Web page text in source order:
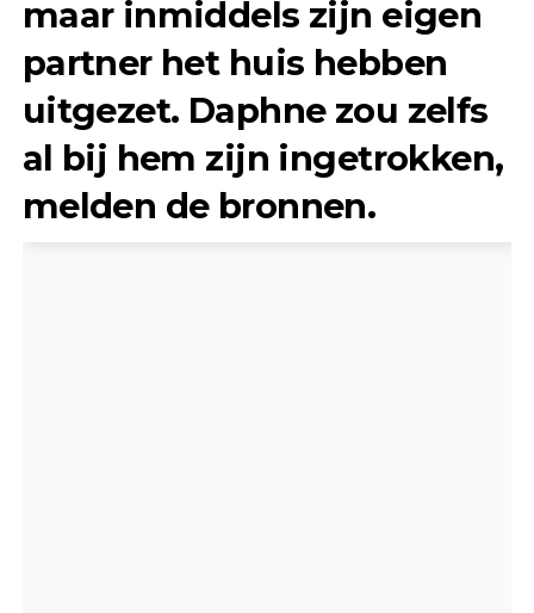
maar inmiddels zijn eigen
partner het huis hebben
uitgezet. Daphne zou zelfs
al bij hem zijn ingetrokken,
melden de bronnen.